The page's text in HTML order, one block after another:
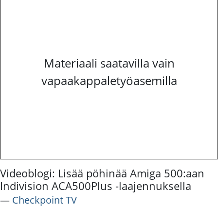
Materiaali saatavilla vain
vapaakappaletyöasemilla
Videoblogi: Lisää pöhinää Amiga 500:aan
Indivision ACA500Plus -laajennuksella
― Checkpoint TV